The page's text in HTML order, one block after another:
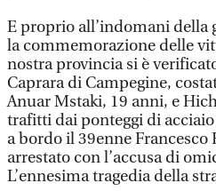
E proprio all’indomani della
la commemorazione delle
nostra provincia si è
Caprara di Campegine,
Anuar Mstaki, 19 anni, e
trafitti dai ponteggi di
a bordo il 39enne Francesco
arrestato con l’accusa di
L’ennesima tragedia della